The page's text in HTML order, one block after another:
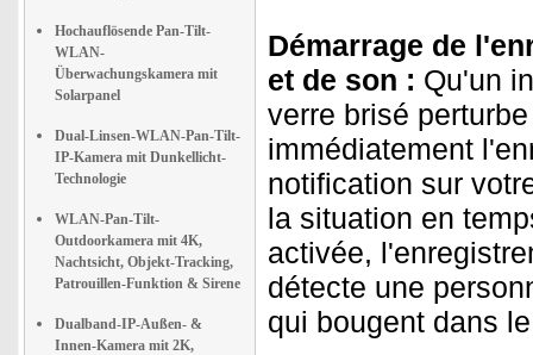
Hochauflösende Pan-Tilt-
WLAN-
Überwachungskamera mit
Solarpanel
Dual-Linsen-WLAN-Pan-Tilt-
IP-Kamera mit Dunkellicht-
Technologie
WLAN-Pan-Tilt-
Outdoorkamera mit 4K,
Nachtsicht, Objekt-Tracking,
Patrouillen-Funktion & Sirene
Dualband-IP-Außen- &
Innen-Kamera mit 2K,
Démarrage de
et de son : Qu'un
verre brisé
immédiatement
notification sur
la situation en
activée,
détecte une
qui bougent dans